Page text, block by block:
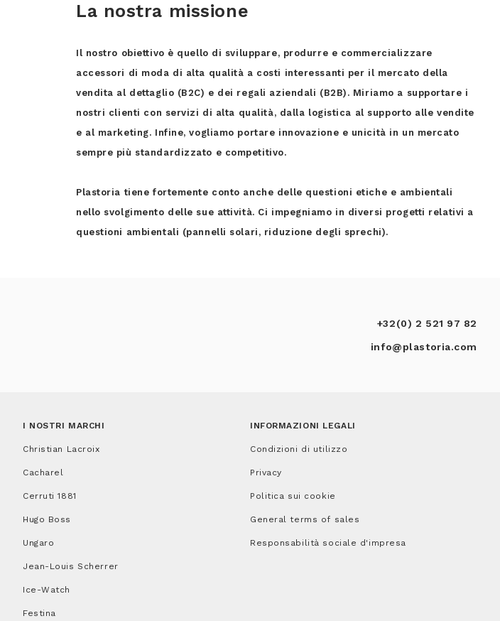
La nostra missione
Il nostro obiettivo è quello di sviluppare, produrre e commercializzare
accessori di moda di alta qualità a costi interessanti per il mercato della
vendita al dettaglio (B2C) e dei regali aziendali (B2B). Miriamo a supportare i
nostri clienti con servizi di alta qualità, dalla logistica al supporto alle vendite
e al marketing. Infine, vogliamo portare innovazione e unicità in un mercato
sempre più standardizzato e competitivo.
Plastoria tiene fortemente conto anche delle questioni etiche e ambientali
nello svolgimento delle sue attività. Ci impegniamo in diversi progetti relativi a
questioni ambientali (pannelli solari, riduzione degli sprechi).
+32(0) 2 521 97 82
info@plastoria.com
I NOSTRI MARCHI
Christian Lacroix
Cacharel
Cerruti 1881
Hugo Boss
Ungaro
Jean-Louis Scherrer
Ice-Watch
Festina
INFORMAZIONI LEGALI
Condizioni di utilizzo
Privacy
Politica sui cookie
General terms of sales
Responsabilità sociale d'impresa